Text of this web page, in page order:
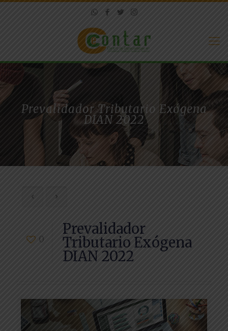
Prevalidador Tributario Exógena
DIAN 2022
0
Prevalidador
Tributario Exógena
DIAN 2022